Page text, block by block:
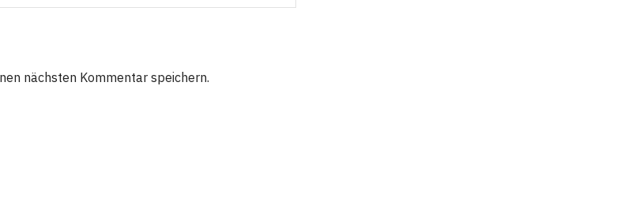
nächsten Kommentar speichern.